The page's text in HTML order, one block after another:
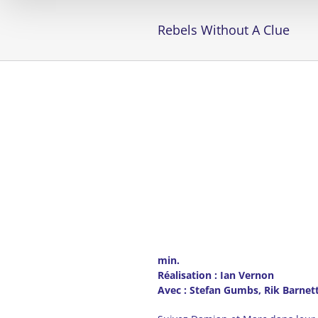
Rebels Without A Clue
min.
Réalisation : Ian Vernon
Avec : Stefan Gumbs, Rik